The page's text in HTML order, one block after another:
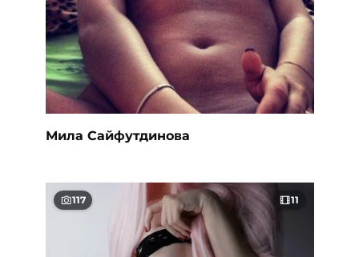
Мила Сайфутдинова
117 11